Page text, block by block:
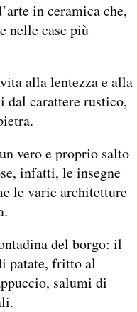
in ceramica che,
nelle case più
alla lentezza e alla
dal carattere rustico,
vero e proprio salto
infatti, le insegne
le varie architetture
del borgo: il
patate, fritto al
salumi di